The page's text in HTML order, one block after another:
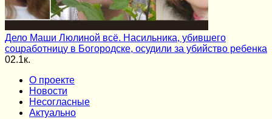
Дело Маши Люлиной всё. Насильника, убившего
соцработницу в Богородске, осудили за убийство ребенка
02.1к.
О проекте
Новости
Несогласные
Актуально